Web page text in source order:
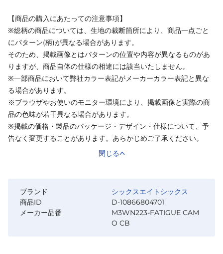
【商品の購入にあたっての注意事項】
※総柄の商品については、生地の裁断箇所により、商品一点ごと
にパターン(柄)が異なる場合があります。
そのため、掲載画像とはパターンの位置や内容が異なるものがあ
りますが、商品自体の仕様の相違には該当いたしません。
※一部商品において弊社カラー表記がメーカーカラー表記と異な
る場合があります。
※ブラウザやお使いのモニター環境により、掲載画像と実際の商
品の色味が若干異なる場合があります。
※掲載の価格・製品のパッケージ・デザイン・仕様について、予
告なく変更することがあります。あらかじめご了承ください。
閉じる
ブランド
シックスエイトシックス
商品ID
D-10866804701
メーカー品番
M3WN223-FATIGUE CAM
O CB